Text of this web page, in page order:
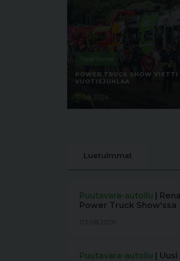
Tapahtumat
POWER TRUCK SHOW
VUOTISJUHLAA
12.08.2024
Luetuimmat
Puutavara-autoilu |
Power Truck Show'ssa
03.08.2026
Puutavara-autoilu |